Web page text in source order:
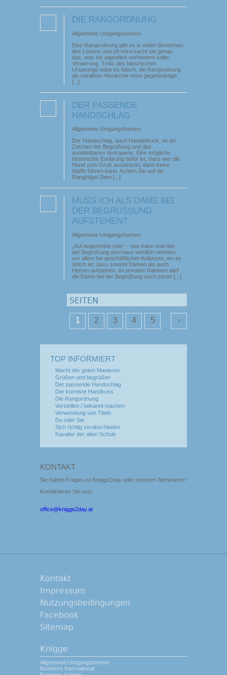
DIE RANGORDNUNG
Allgemeine Umgangsformen
Eine Rangordnung gibt es in vielen Bereichen
des Lebens und oft verursacht sie genau
das, was sie eigentlich verhindern sollte:
Verwirrung. Trotz des historischen
Ursprungs wäre es falsch, die Rangordnung
als veraltete Hierarchie ohne gegenwärtige
[...]
DER PASSENDE
HANDSCHLAG
Allgemeine Umgangsformen
Der Handschlag, auch Händedruck, ist ein
Zeichen der Begrüßung und des
unmittelbaren Vertrauens. Eine mögliche
historische Erklärung dafür ist, dass wer die
Hand zum Gruß ausstreckt, darin keine
Waffe führen kann. Achten Sie auf die
Rangfolge! Dem [...]
MUSS ICH ALS DAME BEI
DER BEGRÜSSUNG A
UFSTEHEN?
Allgemeine Umgangsformen
„Auf Augenhöhe sein“ – das kann man bei
der Begrüßung durchaus wörtlich nehmen,
vor allem bei geschäftlichen Anlässen, wo es
üblich ist, dass sowohl Damen als auch
Herren aufstehen. Im privaten Rahmen darf
die Dame bei der Begrüßung auch sitzen [...]
SEITEN
1 2 3 4 5 ›
TOP INFORMIERT
Macht der guten Manieren
Grüßen und begrüßen
Der passende Handschlag
Der korrekte Handkuss
Die Rangordnung
Vorstellen / bekannt machen
Verwendung von Titeln
Du oder Sie
Sich richtig verabschieden
Kavalier der alten Schule
KONTAKT
Sie haben Fragen zu Knigge2day oder unseren Seminaren?
Kontaktieren Sie uns!
office@knigge2day.at
Kontakt
Impressum
Nutzungsbedingungen
Facebook
Sitemap
Knigge
Allgemeine Umgangsformen
Business International